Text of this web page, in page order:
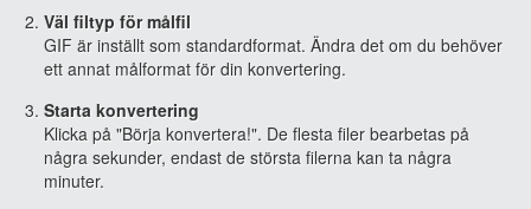
Väl filtyp för målfil
GIF är inställt som standardformat. Ändra det om du behöver
ett annat målformat för din konvertering.
Starta konvertering
Klicka på "Börja konvertera!". De flesta filer bearbetas på
några sekunder, endast de största filerna kan ta några
minuter.